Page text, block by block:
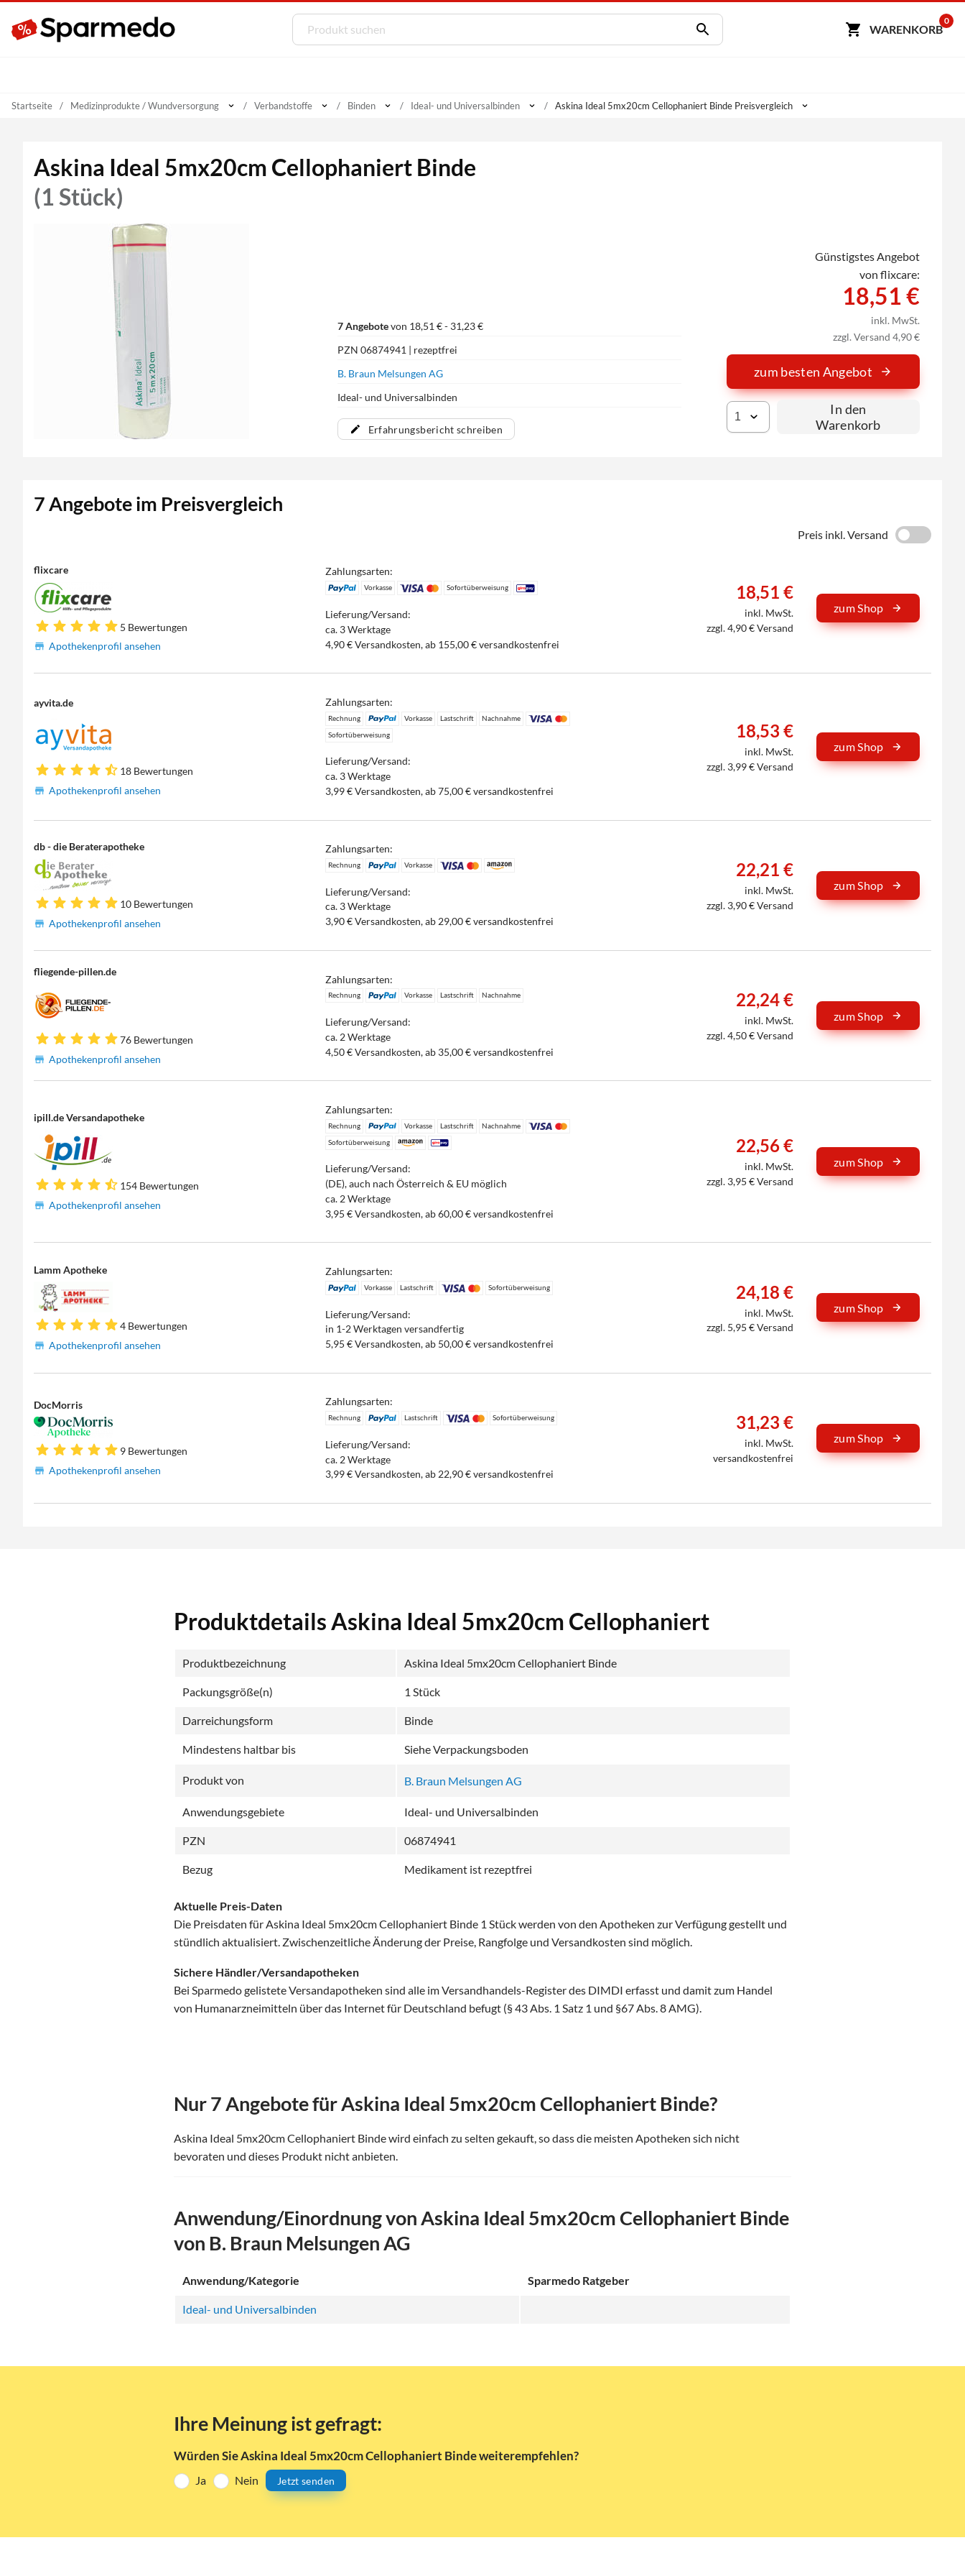
WARENKORB
0
Startseite Medizinprodukte / Wundversorgung Verbandstoffe Binden Ideal- und Universalbinden Askina Ideal 5mx20cm Cellophaniert Binde Preisvergleich
Askina Ideal 5mx20cm Cellophaniert Binde
(1 Stück)
7 Angebotevon 18,51 € - 31,23 €
PZN 06874941 | rezeptfrei
B. Braun Melsungen AG
Ideal- und Universalbinden
Erfahrungsbericht schreiben
Günstigstes Angebot
von flixcare:
18,51 €
inkl. MwSt.
zzgl. Versand 4,90 €
zum besten Angebot
In den
Warenkorb
7 Angebote im Preisvergleich
Preis inkl. Versand
flixcare
5 Bewertungen
Apothekenprofil ansehen
Zahlungsarten:
Vorkasse Sofortüberweisung
Lieferung/Versand:
ca. 3 Werktage
4,90 € Versandkosten, ab 155,00 € versandkostenfrei
18,51 €
inkl. MwSt.
zzgl. 4,90 € Versand
zum Shop
ayvita.de
18 Bewertungen
Apothekenprofil ansehen
Zahlungsarten:
Rechnung Vorkasse Lastschrift
Nachnahme
Sofortüberweisung
Lieferung/Versand:
ca. 3 Werktage
3,99 € Versandkosten, ab 75,00 € versandkostenfrei
18,53 €
inkl. MwSt.
zzgl. 3,99 € Versand
zum Shop
db - die Beraterapotheke
10 Bewertungen
Apothekenprofil ansehen
Zahlungsarten:
Rechnung Vorkasse
Lieferung/Versand:
ca. 3 Werktage
3,90 € Versandkosten, ab 29,00 € versandkostenfrei
22,21 €
inkl. MwSt.
zzgl. 3,90 € Versand
zum Shop
fliegende-pillen.de
76 Bewertungen
Apothekenprofil ansehen
Zahlungsarten:
Rechnung Vorkasse Lastschrift Nachnahme
Lieferung/Versand:
ca. 2 Werktage
4,50 € Versandkosten, ab 35,00 € versandkostenfrei
22,24 €
inkl. MwSt.
zzgl. 4,50 € Versand
zum Shop
ipill.de Versandapotheke
154 Bewertungen
Apothekenprofil ansehen
Zahlungsarten:
Rechnung Vorkasse Lastschrift
Nachnahme
Sofortüberweisung
Lieferung/Versand:
(DE), auch nach Österreich & EU möglich
ca. 2 Werktage
3,95 € Versandkosten, ab 60,00 € versandkostenfrei
22,56 €
inkl. MwSt.
zzgl. 3,95 € Versand
zum Shop
Lamm Apotheke
4 Bewertungen
Apothekenprofil ansehen
Zahlungsarten:
Vorkasse Lastschrift Sofortüberweisung
Lieferung/Versand:
in 1-2 Werktagen versandfertig
5,95 € Versandkosten, ab 50,00 € versandkostenfrei
24,18 €
inkl. MwSt.
zzgl. 5,95 € Versand
zum Shop
DocMorris
9 Bewertungen
Apothekenprofil ansehen
Zahlungsarten:
Rechnung Lastschrift Sofortüberweisung
Lieferung/Versand:
ca. 2 Werktage
3,99 € Versandkosten, ab 22,90 € versandkostenfrei
31,23 €
inkl. MwSt.
versandkostenfrei
zum Shop
Produktdetails Askina Ideal 5mx20cm Cellophaniert
Produktbezeichnung Askina Ideal 5mx20cm Cellophaniert Binde
Packungsgröße(n) 1 Stück
Darreichungsform Binde
Mindestens haltbar bis Siehe Verpackungsboden
Produkt von B. Braun Melsungen AG
Anwendungsgebiete Ideal- und Universalbinden
PZN 06874941
Bezug Medikament ist rezeptfrei
Aktuelle Preis-Daten
Die Preisdaten für Askina Ideal 5mx20cm Cellophaniert Binde 1 Stück werden von den Apotheken zur Verfügung gestellt und
stündlich aktualisiert. Zwischenzeitliche Änderung der Preise, Rangfolge und Versandkosten sind möglich.
Sichere Händler/Versandapotheken
Bei Sparmedo gelistete Versandapotheken sind alle im Versandhandels-Register des DIMDI erfasst und damit zum Handel
von Humanarzneimitteln über das Internet für Deutschland befugt (§ 43 Abs. 1 Satz 1 und §67 Abs. 8 AMG).
Nur 7 Angebote für Askina Ideal 5mx20cm Cellophaniert Binde?
Askina Ideal 5mx20cm Cellophaniert Binde wird einfach zu selten gekauft, so dass die meisten Apotheken sich nicht
bevoraten und dieses Produkt nicht anbieten.
Anwendung/Einordnung von Askina Ideal 5mx20cm Cellophaniert Binde
von B. Braun Melsungen AG
Anwendung/Kategorie Sparmedo Ratgeber
Ideal- und Universalbinden
Ihre Meinung ist gefragt:
Würden Sie Askina Ideal 5mx20cm Cellophaniert Binde weiterempfehlen?
Ja Nein Jetzt senden